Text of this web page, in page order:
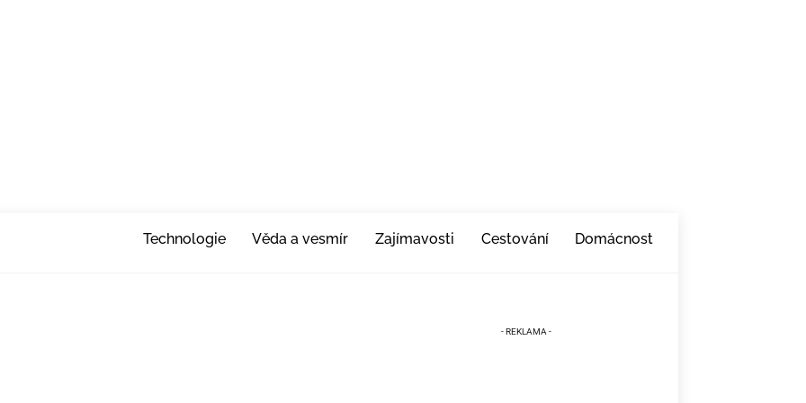
Technologie Věda a vesmír Zajímavosti Cestování Domácnost